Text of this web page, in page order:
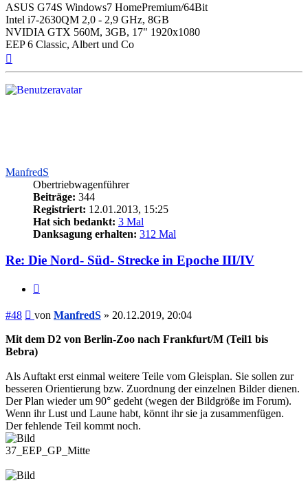
ASUS G74S Windows7 HomePremium/64Bit
Intel i7-2630QM 2,0 - 2,9 GHz, 8GB
NVIDIA GTX 560M, 3GB, 17" 1920x1080
EEP 6 Classic, Albert und Co
ManfredS
Obertriebwagenführer
Beiträge: 344
Registriert: 12.01.2013, 15:25
Hat sich bedankt: 3 Mal
Danksagung erhalten: 312 Mal
Re: Die Nord- Süd- Strecke in Epoche III/IV
#48 Beitrag
von ManfredS » 20.12.2019, 20:04
Mit dem D2 von Berlin-Zoo nach Frankfurt/M (Teil1 bis
Bebra)
Als Auftakt erst einmal weitere Teile vom Gleisplan. Sie sollen zur
besseren Orientierung bzw. Zuordnung der einzelnen Bilder dienen.
Der Plan wieder um 90° gedeht (wegen der Bildgröße im Forum).
Wenn ihr Lust und Laune habt, könnt ihr sie ja zusammenfügen.
Der fehlende Teil kommt noch.
37_EEP_GP_Mitte